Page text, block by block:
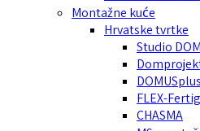
Montažne kuće
Hrvatske tvrtke
Studio
DOMUSplus
FLEX-
CHASMA